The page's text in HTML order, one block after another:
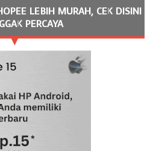
LEBIH MURAH, CEK DISINI
PERCAYA